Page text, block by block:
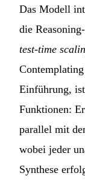
Das Modell
die
test-time
Einführung,
Funktionen:
parallel mit
wobei jeder
Synthese